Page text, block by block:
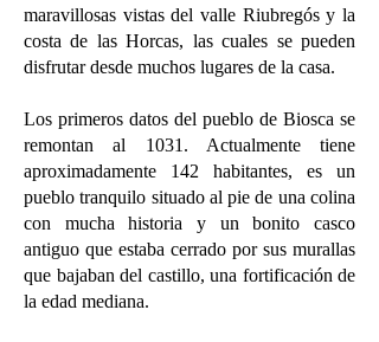
maravillosas vistas del valle Riubregós y la
costa de las Horcas, las cuales se pueden
disfrutar desde muchos lugares de la casa.
Los primeros datos del pueblo de Biosca se
remontan al 1031. Actualmente tiene
aproximadamente 142 habitantes, es un
pueblo tranquilo situado al pie de una colina
con mucha historia y un bonito casco
antiguo que estaba cerrado por sus murallas
que bajaban del castillo, una fortificación de
la edad mediana.